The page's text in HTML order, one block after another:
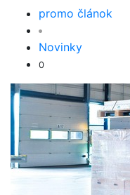
promo článok
Novinky
0